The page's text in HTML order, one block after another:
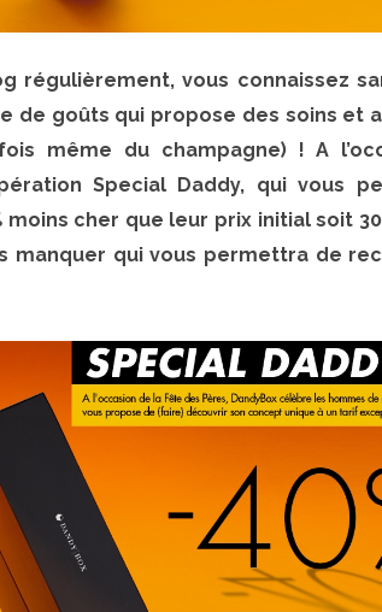
régulièrement, vous connaissez
de goûts qui propose des soins et
même du champagne) ! A
Special Daddy, qui vous
moins cher que leur prix initial soit
manquer qui vous permettra de